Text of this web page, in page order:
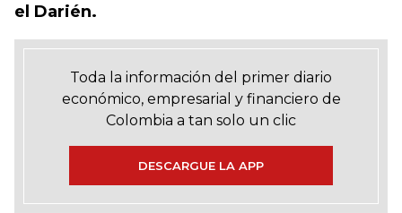
el Darién.
Toda la información del primer diario
económico, empresarial y financiero de
Colombia a tan solo un clic
DESCARGUE LA APP